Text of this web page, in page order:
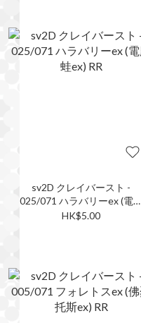
sv2D クレイバースト -
025/071 ハラバリーex (電肚
蛙ex) RR
HK$5.00